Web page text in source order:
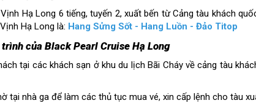
Hạ Long 6 tiếng, tuyến 2, xuất bến từ Cảng tàu khách
Hạ Long là: Hang Sửng Sốt - Hang Luồn - Đảo Titop
của Black Pearl Cruise Hạ Long
tại các khách sạn ở khu du lịch Bãi Cháy về cảng tàu
tại nhà ga để làm các thủ tục mua vé, xin cấp lệnh cho tàu